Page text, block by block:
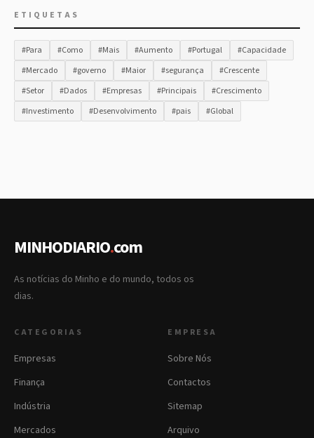
ETIQUETAS
#Para #Como #Mais #Aumento #Portugal
#Capacidade
#Mercado
#governo #Maior #segurança
#Crescente
#Setor
#Dados #Empresas #Principais
#Crescimento
#Investimento
#Desenvolvimento #pais #Global
MINHODIARIO.com
As notícias do Minho e do mundo, todos os
dias.
CATEGORIAS
Empresas
Finança
Indústria
Mercados
EMPRESA
Sobre Nós
Contactos
Sitemap
Arquivo